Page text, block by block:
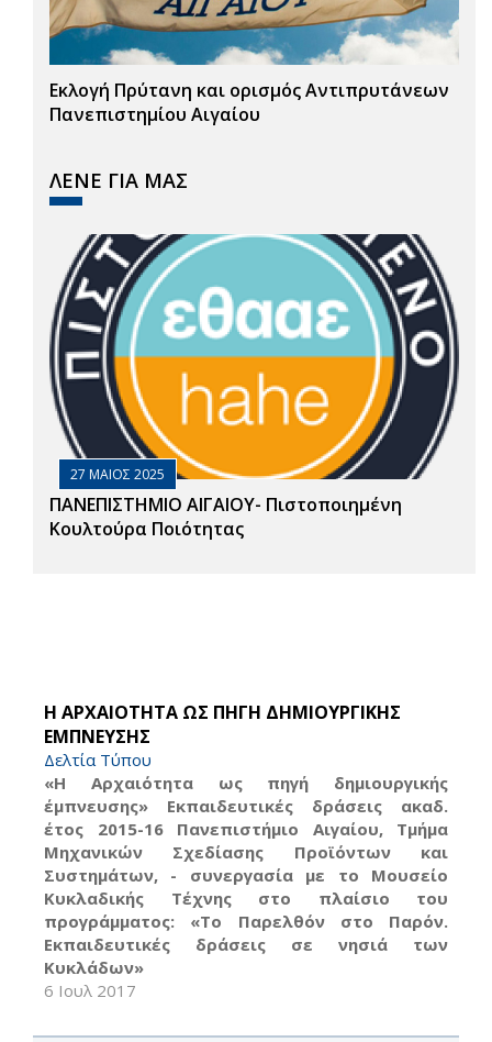
Εκλογή Πρύτανη και ορισμός Αντιπρυτάνεων
Πανεπιστημίου Αιγαίου
ΛΕΝΕ ΓΙΑ ΜΑΣ
27 ΜΑΙΟΣ 2025
ΠΑΝΕΠΙΣΤΗΜΙΟ ΑΙΓΑΙΟΥ- Πιστοποιημένη
Κουλτούρα Ποιότητας
Η ΑΡΧΑΙΟΤΗΤΑ ΩΣ ΠΗΓΗ ΔΗΜΙΟΥΡΓΙΚΗΣ
ΕΜΠΝΕΥΣΗΣ
Δελτία Τύπου
«Η Αρχαιότητα ως πηγή δημιουργικής
έμπνευσης» Εκπαιδευτικές δράσεις ακαδ.
έτος 2015-16 Πανεπιστήμιο Αιγαίου, Τμήμα
Μηχανικών Σχεδίασης Προϊόντων και
Συστημάτων, - συνεργασία με το Μουσείο
Κυκλαδικής Τέχνης στο πλαίσιο του
προγράμματος: «Το Παρελθόν στο Παρόν.
Εκπαιδευτικές δράσεις σε νησιά των
Κυκλάδων»
6 Ιουλ 2017